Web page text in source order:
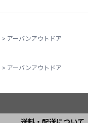
> アーバンアウトドア
> アーバンアウトドア